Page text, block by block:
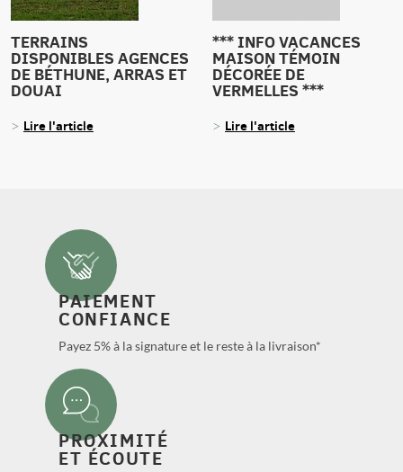
TERRAINS
DISPONIBLES AGENCES
DE BÉTHUNE, ARRAS ET
DOUAI
Lire l'article
*** INFO VACANCES
MAISON TÉMOIN
DÉCORÉE DE
VERMELLES ***
Lire l'article
PAIEMENT
CONFIANCE
Payez 5% à la signature et le reste à la livraison*
PROXIMITÉ
ET ÉCOUTE